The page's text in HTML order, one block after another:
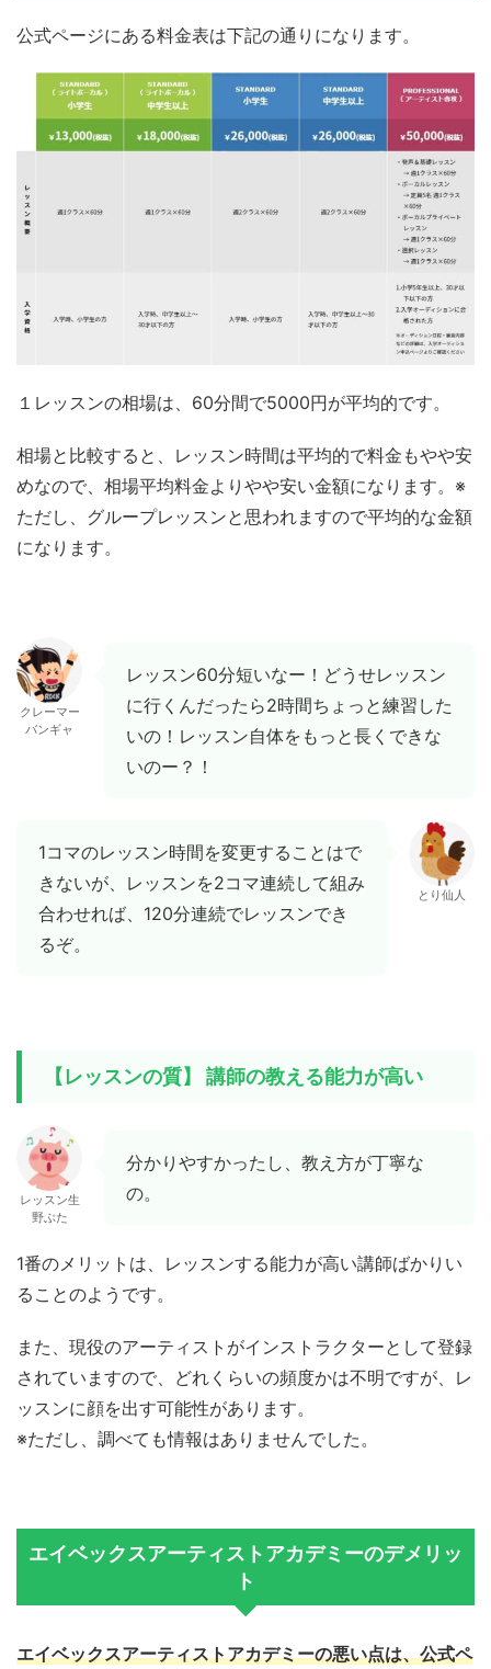
公式ページにある料金表は下記の通りになります。
１レッスンの相場は、60分間で5000円が平均的です。
相場と比較すると、レッスン時間は平均的で料金もやや安
めなので、相場平均料金よりやや安い金額になります。※
ただし、グループレッスンと思われますので平均的な金額
になります。
クレーマー
バンギャ
レッスン60分短いなー！どうせレッスン
に行くんだったら2時間ちょっと練習した
いの！レッスン自体をもっと長くできな
いのー？！
1コマのレッスン時間を変更することはで
きないが、レッスンを2コマ連続して組み
合わせれば、120分連続でレッスンでき
るぞ。
とり仙人
【レッスンの質】 講師の教える能力が高い
レッスン生
野ぶた
分かりやすかったし、教え方が丁寧な
の。
1番のメリットは、レッスンする能力が高い講師ばかりい
ることのようです。
また、現役のアーティストがインストラクターとして登録
されていますので、どれくらいの頻度かは不明ですが、レ
ッスンに顔を出す可能性があります。
※ただし、調べても情報はありませんでした。
エイベックスアーティストアカデミーのデメリッ
ト
エイベックスアーティストアカデミーの悪い点は、公式ペ